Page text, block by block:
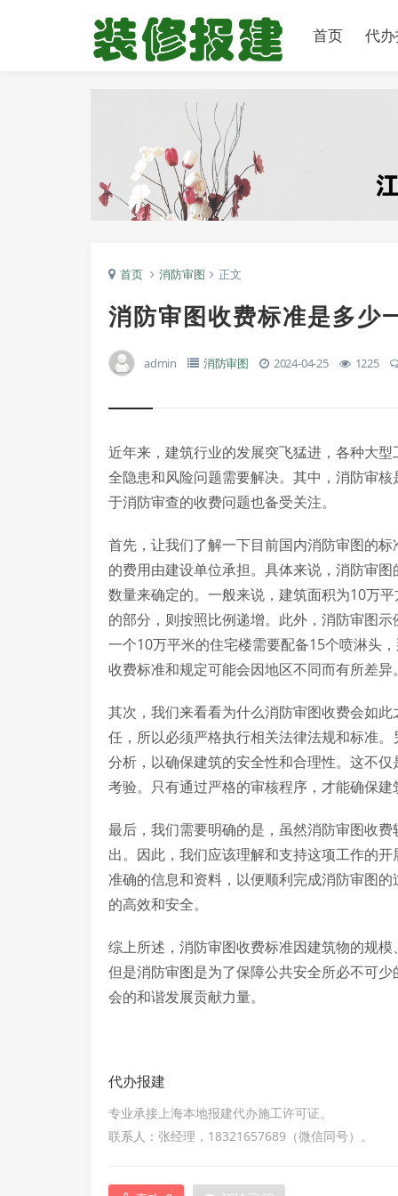
首页 代
首页 消防审图 正文
消防审图收费标准是多少
admin 消防审图 2024-04-25 1225
近年来，建筑行业的发展突飞猛进，各种大
全隐患和风险问题需要解决。其中，消防审
于消防审查的收费问题也备受关注。
首先，让我们了解一下目前国内消防审图的
的费用由建设单位承担。具体来说，消防审
数量来确定的。一般来说，建筑面积为10万
的部分，则按照比例递增。此外，消防审图
一个10万平米的住宅楼需要配备15个喷淋头
收费标准和规定可能会因地区不同而有所差异。
其次，我们来看看为什么消防审图收费会如
任，所以必须严格执行相关法律法规和标准
分析，以确保建筑的安全性和合理性。这不
考验。只有通过严格的审核程序，才能确保建
最后，我们需要明确的是，虽然消防审图收
出。因此，我们应该理解和支持这项工作的
准确的信息和资料，以便顺利完成消防审图
的高效和安全。
综上所述，消防审图收费标准因建筑物的规
但是消防审图是为了保障公共安全所必不可
会的和谐发展贡献力量。
代办报建
专业承接上海本地报建代办施工许可证。
联系人：张经理，18321657689（微信同号）。